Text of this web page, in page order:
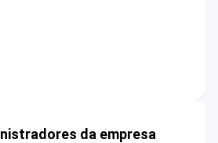
da empresa